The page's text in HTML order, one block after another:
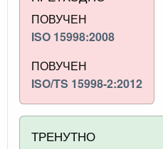
ПОВУЧЕН
ISO 15998:2008
ПОВУЧЕН
ISO/TS 15998-2:2012
ТРЕНУТНО